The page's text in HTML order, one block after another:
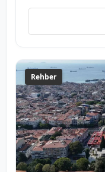
Rehber